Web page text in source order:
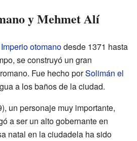
y Mehmet Alí
Imperio otomanodesde 1371 hasta
se construyó un gran
Fue hecho porSolimán el
a los baños de la ciudad.
un personaje muy importante,
a ser un alto gobernante en
natal en la ciudadela ha sido